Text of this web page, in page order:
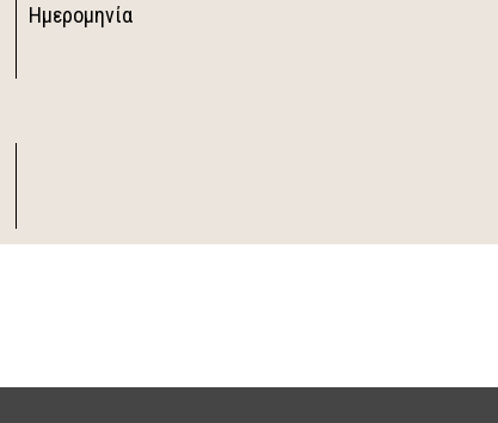
Ημερομηνία